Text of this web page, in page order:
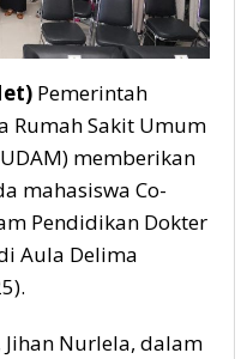
Pemerintah
Rumah Sakit Umum
memberikan
mahasiswa Co-
Pendidikan Dokter
Aula Delima
Nurlela, dalam